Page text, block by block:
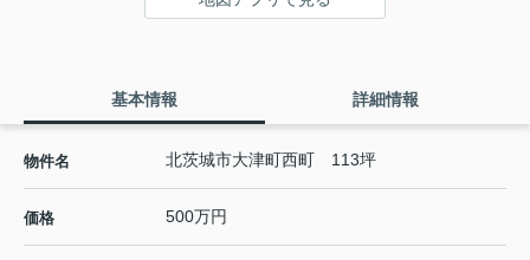
基本情報 詳細情報
物件名 北茨城市大津町西町 113坪
価格 500万円